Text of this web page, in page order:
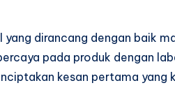
yang dirancang dengan baik
pada produk dengan
kesan pertama yang